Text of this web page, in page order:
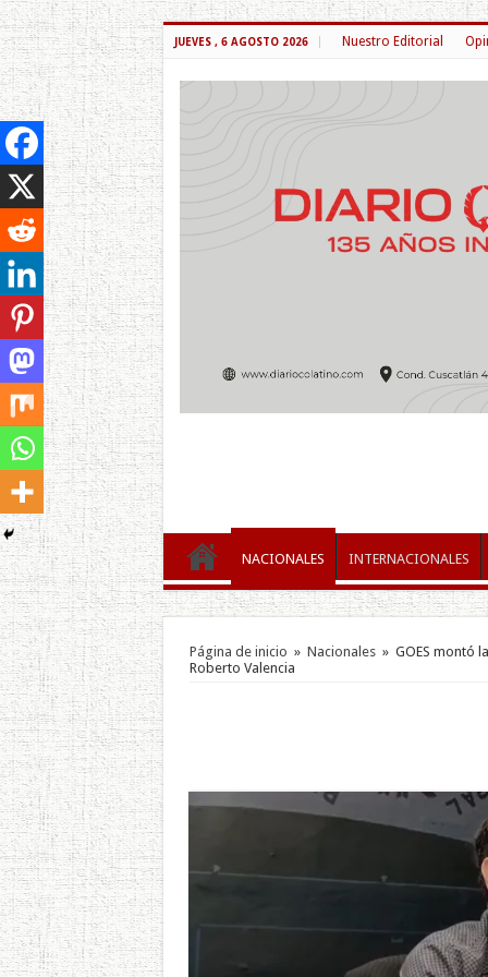
JUEVES , 6 AGOSTO 2026 Nuestro Editorial
NACIONALES INTERNACIONALES
Página de inicio » Nacionales » GOES montó
Roberto Valencia